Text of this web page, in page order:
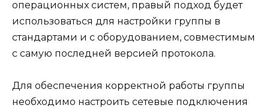
операционных систем, правый подход будет
использоваться для настройки группы в
стандартами и с оборудованием, совместимым
с самую последней версией протокола.
Для обеспечения корректной работы группы
необходимо настроить сетевые подключения